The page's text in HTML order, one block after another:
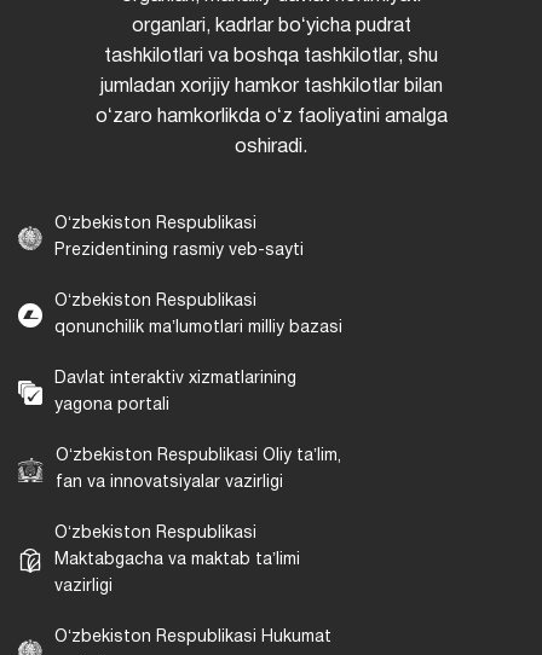
organlari, kadrlar boʻyicha pudrat
tashkilotlari va boshqa tashkilotlar, shu
jumladan xorijiy hamkor tashkilotlar bilan
oʻzaro hamkorlikda oʻz faoliyatini amalga
oshiradi.
Oʻzbekiston Respublikasi
Prezidentining rasmiy veb-sayti
Oʻzbekiston Respublikasi
qonunchilik maʼlumotlari milliy bazasi
Davlat interaktiv xizmatlarining
yagona portali
Oʻzbekiston Respublikasi Oliy taʼlim,
fan va innovatsiyalar vazirligi
Oʻzbekiston Respublikasi
Maktabgacha va maktab taʼlimi
vazirligi
Oʻzbekiston Respublikasi Hukumat